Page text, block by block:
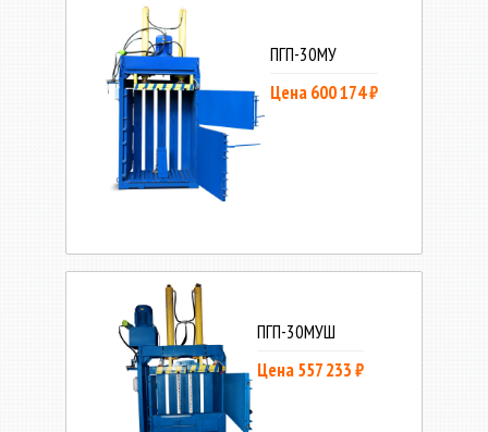
ПГП-30МУ
Цена 600 174 ₽
ПГП-30МУШ
Цена 557 233 ₽